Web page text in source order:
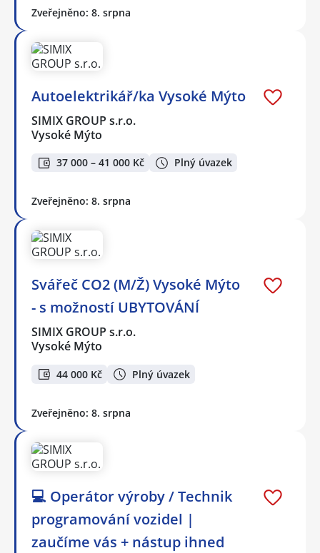
Zveřejněno: 8. srpna
Autoelektrikář/ka Vysoké Mýto
SIMIX GROUP s.r.o.
Vysoké Mýto
37 000 – 41 000 Kč Plný úvazek
Zveřejněno: 8. srpna
Svářeč CO2 (M/Ž) Vysoké Mýto
- s možností UBYTOVÁNÍ
SIMIX GROUP s.r.o.
Vysoké Mýto
44 000 Kč Plný úvazek
Zveřejněno: 8. srpna
💻 Operátor výroby / Technik
programování vozidel |
zaučíme vás + nástup ihned